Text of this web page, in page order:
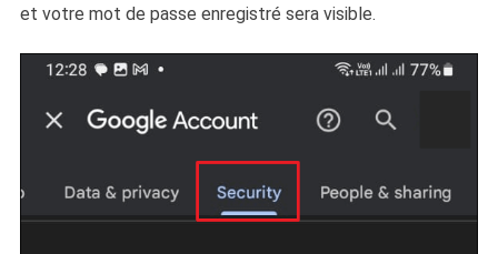
et votre mot de passe enregistré sera visible.